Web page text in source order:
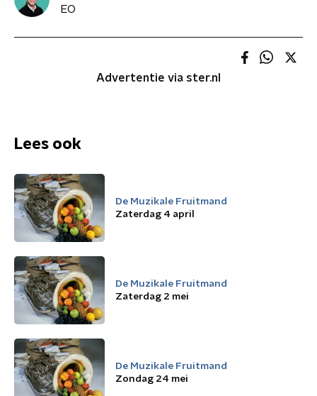
EO
Advertentie via ster.nl
Lees ook
De Muzikale Fruitmand
Zaterdag 4 april
De Muzikale Fruitmand
Zaterdag 2 mei
De Muzikale Fruitmand
Zondag 24 mei